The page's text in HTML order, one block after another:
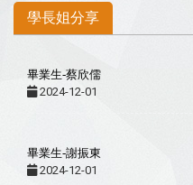
學長姐分享
畢業生-蔡欣儒
2024-12-01
畢業生-謝振東
2024-12-01